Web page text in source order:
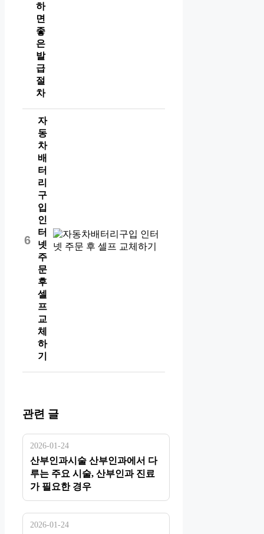
하
면
좋
은
발
급
절
차
6
자
동
차
배
터
리
구
입
인
터
넷
주
문
후
셀
프
교
체
하
기
관련 글
2026-01-24
산부인과시술 산부인과에서 다
루는 주요 시술, 산부인과 진료
가 필요한 경우
2026-01-24